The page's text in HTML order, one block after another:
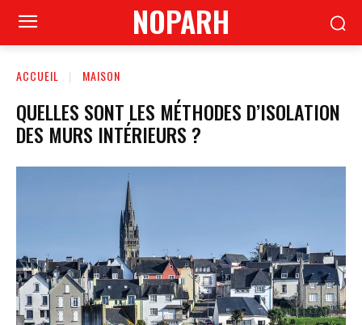
NOPARH
ACCUEIL MAISON
QUELLES SONT LES MÉTHODES D’ISOLATION
DES MURS INTÉRIEURS ?